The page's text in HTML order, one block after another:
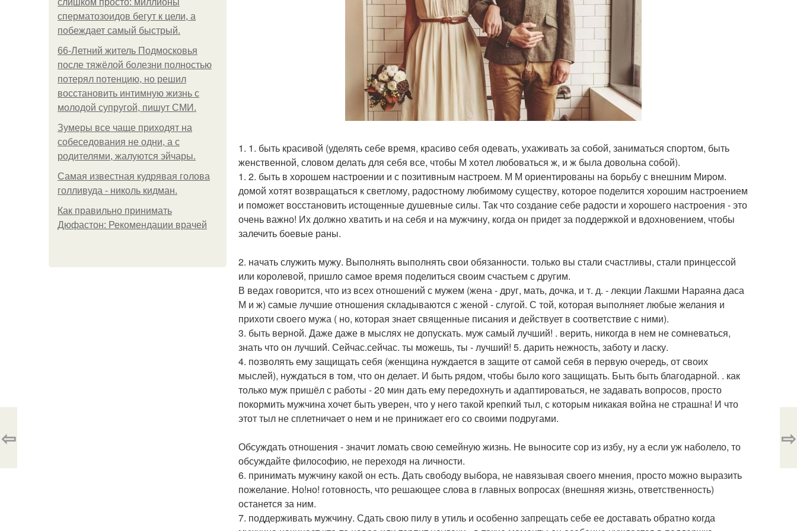
слишком просто: миллионы
сперматозоидов бегут к цели, а
побеждает самый быстрый.
66-Летний житель Подмосковья
после тяжёлой болезни полностью
потерял потенцию, но решил
восстановить интимную жизнь с
молодой супругой, пишут СМИ.
Зумеры все чаще приходят на
собеседования не одни, а с
родителями, жалуются эйчары.
Самая известная кудрявая голова
голливуда - николь кидман.
Как правильно принимать
Дюфастон: Рекомендации врачей
1. 1. быть красивой (уделять себе время, красиво себя одевать, ухаживать за собой, заниматься спортом, быть
женственной, словом делать для себя все, чтобы М хотел любоваться ж, и ж была довольна собой).
1. 2. быть в хорошем настроении и с позитивным настроем. М М ориентированы на борьбу с внешним Миром.
домой хотят возвращаться к светлому, радостному любимому существу, которое поделится хорошим настроением
и поможет восстановить истощенные душевные силы. Так что создание себе радости и хорошего настроения - это
очень важно! Их должно хватить и на себя и на мужчину, когда он придет за поддержкой и вдохновением, чтобы
залечить боевые раны.
2. начать служить мужу. Выполнять выполнять свои обязанности. только вы стали счастливы, стали принцессой
или королевой, пришло самое время поделиться своим счастьем с другим.
В ведах говорится, что из всех отношений с мужем (жена - друг, мать, дочка, и т. д. - лекции Лакшми Нараяна даса
М и ж) самые лучшие отношения складываются с женой - слугой. С той, которая выполняет любые желания и
прихоти своего мужа ( но, которая знает священные писания и действует в соответствие с ними).
3. быть верной. Даже даже в мыслях не допускать. муж самый лучший! . верить, никогда в нем не сомневаться,
знать что он лучший. Сейчас.сейчас. ты можешь, ты - лучший! 5. дарить нежность, заботу и ласку.
4. позволять ему защищать себя (женщина нуждается в защите от самой себя в первую очередь, от своих
мыслей), нуждаться в том, что он делает. И быть рядом, чтобы было кого защищать. Быть быть благодарной. . как
только муж пришёл с работы - 20 мин дать ему передохнуть и адаптироваться, не задавать вопросов, просто
покормить мужчина хочет быть уверен, что у него такой крепкий тыл, с которым никакая война не страшна! И что
этот тыл не сплетничает о нем и не принижает его со своими подругами.
Обсуждать отношения - значит ломать свою семейную жизнь. Не выносите сор из избу, ну а если уж наболело, то
обсуждайте философию, не переходя на личности.
6. принимать мужчину какой он есть. Дать свободу выбора, не навязывая своего мнения, просто можно выразить
пожелание. Но!но! готовность, что решающее слова в главных вопросах (внешняя жизнь, ответственность)
останется за ним.
7. поддерживать мужчину. Сдать свою пилу в утиль и особенно запрещать себе ее доставать обратно когда
⇦ ⇨